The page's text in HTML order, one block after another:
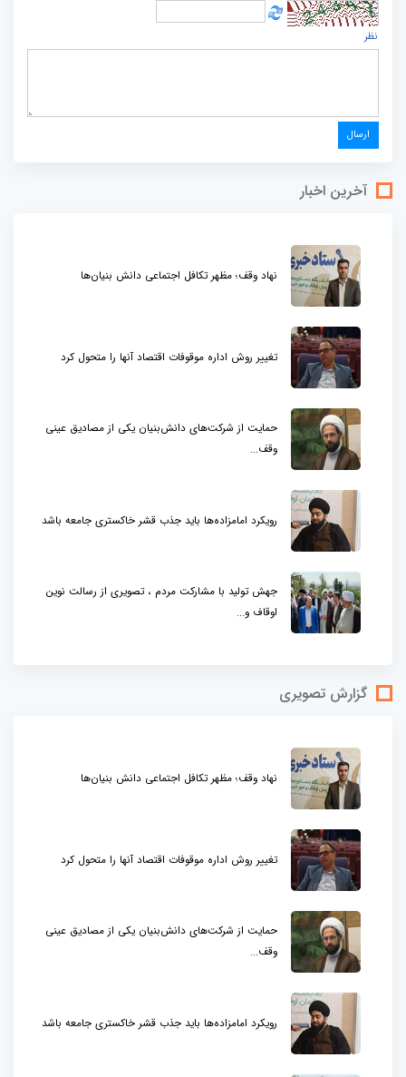
نظر
آخرین اخبار
نهاد وقف؛ مظهر تکافل اجتماعی دانش بنیان‌ها
تغییر روش اداره موقوفات اقتصاد آنها را متحول کرد
حمایت از شرکت‌های دانش‌بنیان یکی از مصادیق عینی
وقف...
رویکرد امامزاده‌ها باید جذب قشر خاکستری جامعه باشد
جهش تولید با مشارکت مردم ، تصویری از رسالت نوین
اوقاف و...
گزارش تصویری
نهاد وقف؛ مظهر تکافل اجتماعی دانش بنیان‌ها
تغییر روش اداره موقوفات اقتصاد آنها را متحول کرد
حمایت از شرکت‌های دانش‌بنیان یکی از مصادیق عینی
وقف...
رویکرد امامزاده‌ها باید جذب قشر خاکستری جامعه باشد